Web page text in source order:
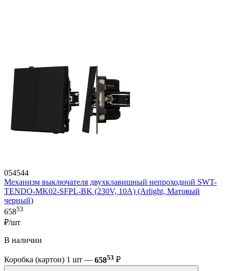
054544
Механизм выключателя двухклавишный непроходной SWT-
TENDO-MK02-SFPL-BK (230V, 10A) (Arlight, Матовый
черный)
65853
₽/шт
В наличии
Коробка (картон) 1 шт — 65853 ₽